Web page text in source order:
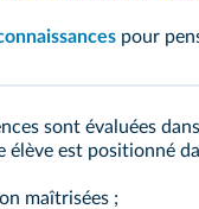
pour
sont évaluées
élève est positionné
maîtrisées ;